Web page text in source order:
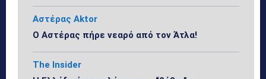
Αστέρας Aktor
Ο Αστέρας πήρε νεαρό από τον Άτλα!
The Insider